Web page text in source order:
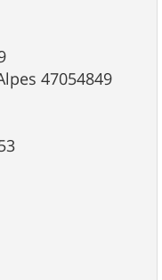
47054849